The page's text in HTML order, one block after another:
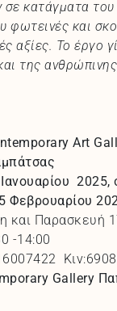
σε κατάγματα
φωτεινές και
αξίες. Το έργο
της
Art
2025,
Φεβρουαρίου
και Παρασκευή
-14:00
Gallery